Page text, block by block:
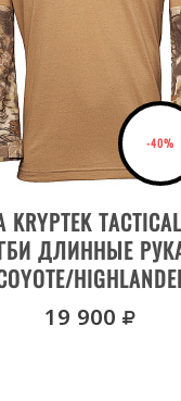
-40%
ДЛИННЫЕ
19 900